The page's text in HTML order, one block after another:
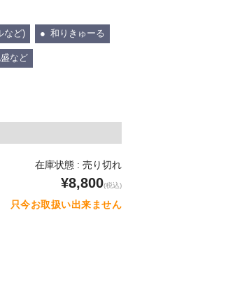
など) 和りきゅーる
など
在庫状態 : 売り切れ
¥8,800(税込)
只今お取扱い出来ません